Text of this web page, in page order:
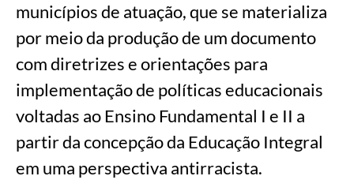
municípios de atuação, que se materializa
por meio da produção de um documento
com diretrizes e orientações para
implementação de políticas educacionais
voltadas ao Ensino Fundamental I e II a
partir da concepção da Educação Integral
em uma perspectiva antirracista.